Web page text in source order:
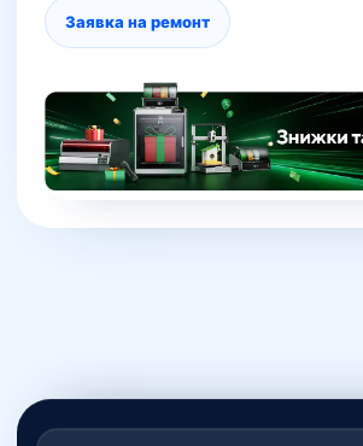
Заявка на ремонт